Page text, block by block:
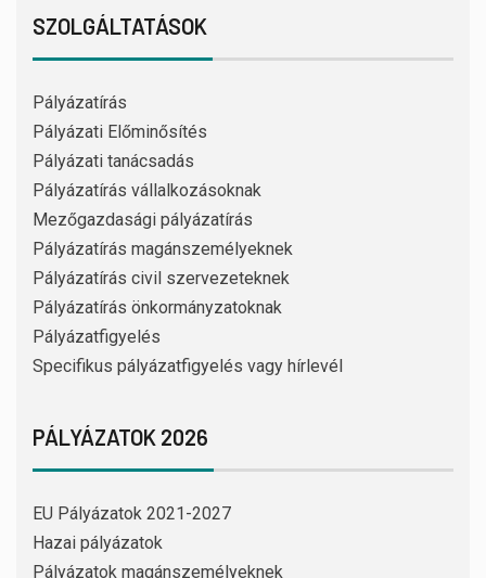
SZOLGÁLTATÁSOK
Pályázatírás
Pályázati Előminősítés
Pályázati tanácsadás
Pályázatírás vállalkozásoknak
Mezőgazdasági pályázatírás
Pályázatírás magánszemélyeknek
Pályázatírás civil szervezeteknek
Pályázatírás önkormányzatoknak
Pályázatfigyelés
Specifikus pályázatfigyelés vagy hírlevél
PÁLYÁZATOK 2026
EU Pályázatok 2021-2027
Hazai pályázatok
Pályázatok magánszemélyeknek